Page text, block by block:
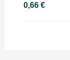
0,66 €